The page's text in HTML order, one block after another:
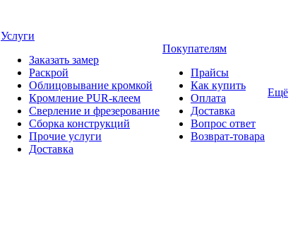
Услуги
Заказать замер
Раскрой
Облицовывание кромкой
Кромление PUR-клеем
Сверление и фрезерование
Сборка конструкций
Прочие услуги
Доставка
Покупателям
Прайсы
Как купить
Оплата
Доставка
Вопрос ответ
Возврат-товара
Ещё